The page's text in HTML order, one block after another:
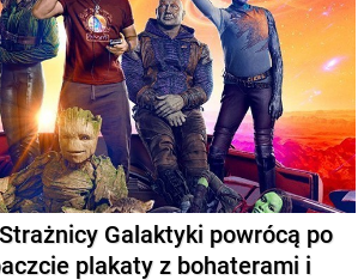
Galaktyki powrócą po
plakaty z bohaterami i